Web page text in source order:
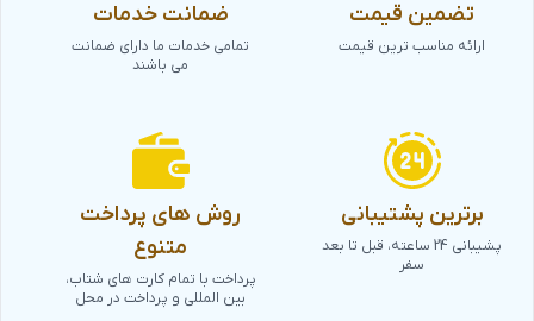
تضمین قیمت
ارائه مناسب ترین قیمت
ضمانت خدمات
تمامی خدمات ما دارای ضمانت
می باشند
برترین پشتیبانی
پشیبانی 24 ساعته، قبل تا بعد
سفر
روش های پرداخت
متنوع
پرداخت با تمام کارت های شتاب،
بین المللی و پرداخت در محل